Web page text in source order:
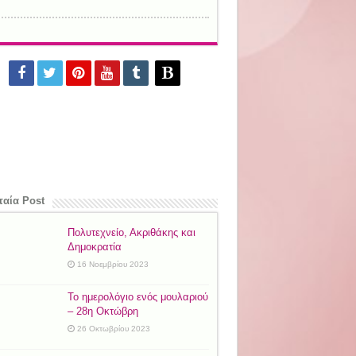
Post
Πολυτεχνείο, Ακριθάκης και
Δημοκρατία
16 Νοεμβρίου 2023
Το ημερολόγιο ενός μουλαριού
– 28η Οκτώβρη
26 Οκτωβρίου 2023